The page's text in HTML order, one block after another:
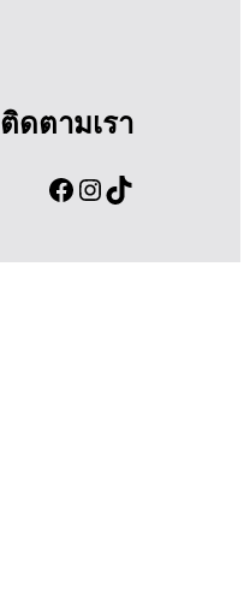
ติดตามเรา
Facebook
Instagram
TikTok